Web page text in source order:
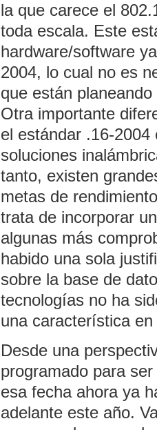
la que carece el
toda escala. Este
hardware/software
2004, lo cual no es
que están
Otra importante
el estándar .16-
soluciones
tanto, existen
metas de
trata de incorporar
algunas más
habido una sola
sobre la base de
tecnologías no ha
una característica
Desde una
programado para
esa fecha ahora ya
adelante este año.